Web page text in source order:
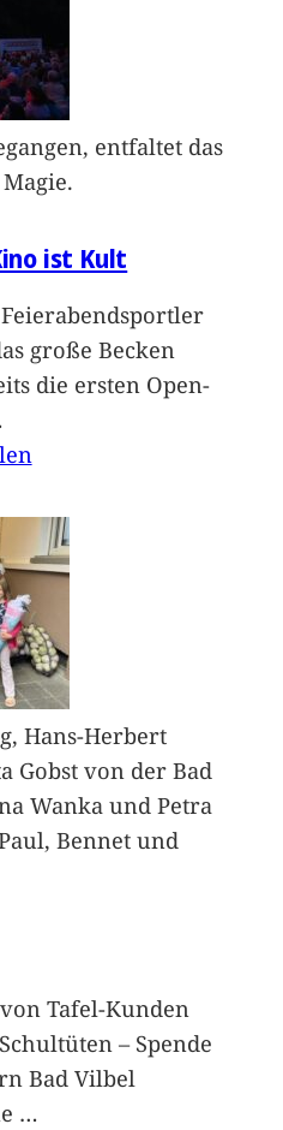
entfaltet das
ist Kult
große Becken
die ersten Open-
Hans-Herbert
Gobst von der Bad
Wanka und Petra
Bennet und
Tafel-Kunden
– Spende
Bad Vilbel
…